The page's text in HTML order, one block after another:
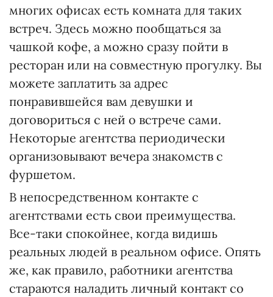
многих офисах есть комната для таких
встреч. Здесь можно пообщаться за
чашкой кофе, а можно сразу пойти в
ресторан или на совместную прогулку. Вы
можете заплатить за адрес
понравившейся вам девушки и
договориться с ней о встрече сами.
Некоторые агентства периодически
организовывают вечера знакомств с
фуршетом.
В непосредственном контакте с
агентствами есть свои преимущества.
Все-таки спокойнее, когда видишь
реальных людей в реальном офисе. Опять
же, как правило, работники агентства
стараются наладить личный контакт со